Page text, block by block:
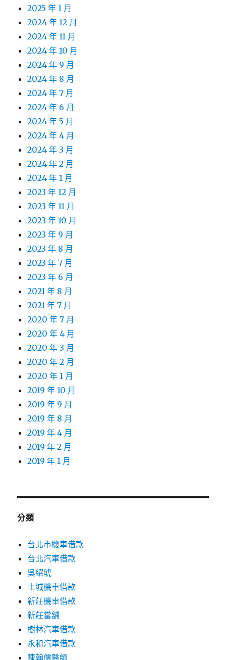
2025 年 1 月
2024 年 12 月
2024 年 11 月
2024 年 10 月
2024 年 9 月
2024 年 8 月
2024 年 7 月
2024 年 6 月
2024 年 5 月
2024 年 4 月
2024 年 3 月
2024 年 2 月
2024 年 1 月
2023 年 12 月
2023 年 11 月
2023 年 10 月
2023 年 9 月
2023 年 8 月
2023 年 7 月
2023 年 6 月
2021 年 8 月
2021 年 7 月
2020 年 7 月
2020 年 4 月
2020 年 3 月
2020 年 2 月
2020 年 1 月
2019 年 10 月
2019 年 9 月
2019 年 8 月
2019 年 4 月
2019 年 2 月
2019 年 1 月
分類
台北市機車借款
台北汽車借款
吳紹琥
土城機車借款
新莊機車借款
新莊當舖
樹林汽車借款
永和汽車借款
陳翰儒醫師